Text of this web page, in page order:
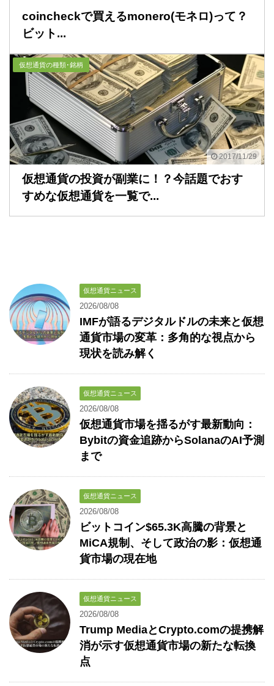
coincheckで買えるmonero(モネロ)って？
ビット...
2017/11/29
仮想通貨の種類･銘柄
仮想通貨の投資が副業に！？今話題でおす
すめな仮想通貨を一覧で...
仮想通貨ニュース
2026/08/08
IMFが語るデジタルドルの未来と仮想
通貨市場の変革：多角的な視点から
現状を読み解く
仮想通貨ニュース
2026/08/08
仮想通貨市場を揺るがす最新動向：
Bybitの資金追跡からSolanaのAI予測
まで
仮想通貨ニュース
2026/08/08
ビットコイン$65.3K高騰の背景と
MiCA規制、そして政治の影：仮想通
貨市場の現在地
仮想通貨ニュース
2026/08/08
Trump MediaとCrypto.comの提携解
消が示す仮想通貨市場の新たな転換
点